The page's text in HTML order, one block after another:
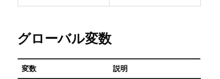
グローバル変数
変数 説明